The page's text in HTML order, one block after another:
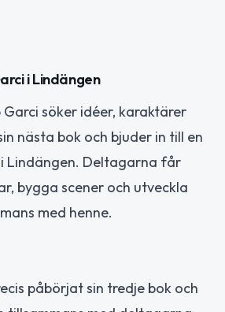
i Lindängen
söker idéer, karaktärer
nästa bok och bjuder in till en
Lindängen. Deltagarna får
bygga scener och utveckla
med henne.
påbörjat sin tredje bok och